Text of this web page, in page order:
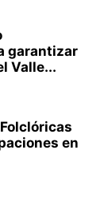
garantizar
Valle...
en